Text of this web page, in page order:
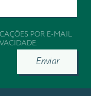
POR E-MAIL
.
Enviar